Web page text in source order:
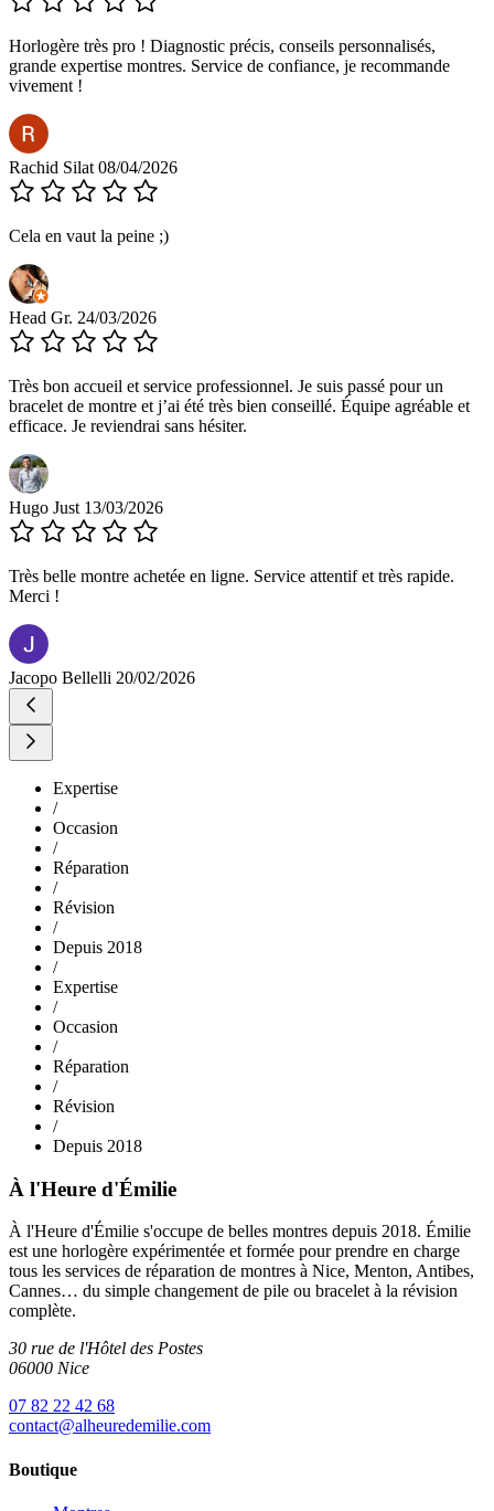
Horlogère très pro ! Diagnostic précis, conseils personnalisés,
grande expertise montres. Service de confiance, je recommande
vivement !
Rachid Silat 08/04/2026
Cela en vaut la peine ;)
Head Gr. 24/03/2026
Très bon accueil et service professionnel. Je suis passé pour un
bracelet de montre et j’ai été très bien conseillé. Équipe agréable et
efficace. Je reviendrai sans hésiter.
Hugo Just 13/03/2026
Très belle montre achetée en ligne. Service attentif et très rapide.
Merci !
Jacopo Bellelli 20/02/2026
Expertise
/
Occasion
/
Réparation
/
Révision
/
Depuis 2018
/
Expertise
/
Occasion
/
Réparation
/
Révision
/
Depuis 2018
À l'Heure d'Émilie
À l'Heure d'Émilie s'occupe de belles montres depuis 2018. Émilie
est une horlogère expérimentée et formée pour prendre en charge
tous les services de réparation de montres à Nice, Menton, Antibes,
Cannes… du simple changement de pile ou bracelet à la révision
complète.
30 rue de l'Hôtel des Postes
06000 Nice
07 82 22 42 68
contact@alheuredemilie.com
Boutique